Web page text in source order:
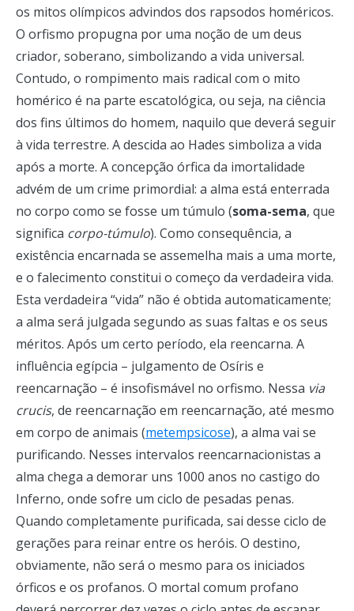
os mitos olímpicos advindos dos rapsodos homéricos.
O orfismo propugna por uma noção de um deus
criador, soberano, simbolizando a vida universal.
Contudo, o rompimento mais radical com o mito
homérico é na parte escatológica, ou seja, na ciência
dos fins últimos do homem, naquilo que deverá seguir
à vida terrestre. A descida ao Hades simboliza a vida
após a morte. A concepção órfica da imortalidade
advém de um crime primordial: a alma está enterrada
no corpo como se fosse um túmulo (soma-sema, que
significa corpo-túmulo). Como consequência, a
existência encarnada se assemelha mais a uma morte,
e o falecimento constitui o começo da verdadeira vida.
Esta verdadeira “vida” não é obtida automaticamente;
a alma será julgada segundo as suas faltas e os seus
méritos. Após um certo período, ela reencarna. A
influência egípcia – julgamento de Osíris e
reencarnação – é insofismável no orfismo. Nessa via
crucis, de reencarnação em reencarnação, até mesmo
em corpo de animais (metempsicose), a alma vai se
purificando. Nesses intervalos reencarnacionistas a
alma chega a demorar uns 1000 anos no castigo do
Inferno, onde sofre um ciclo de pesadas penas.
Quando completamente purificada, sai desse ciclo de
gerações para reinar entre os heróis. O destino,
obviamente, não será o mesmo para os iniciados
órficos e os profanos. O mortal comum profano